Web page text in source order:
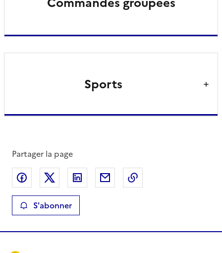
Sports
Partager la page
Partager sur Facebook
Partager sur XPartager sur LinkedIn
Partager par email
S'abonner